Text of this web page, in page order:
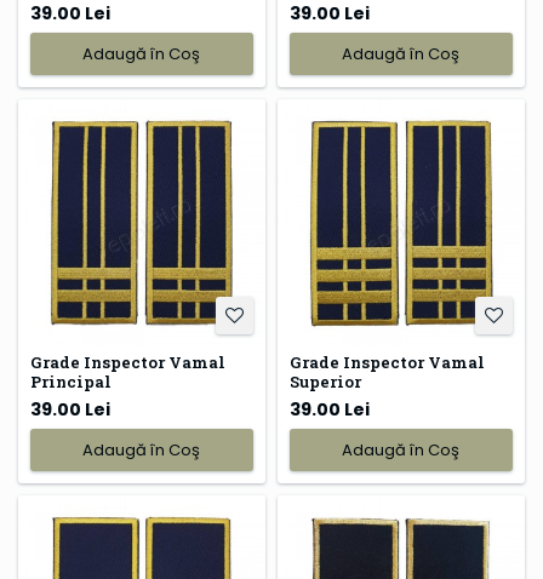
39.00 Lei
Adaugă în Coş
39.00 Lei
Adaugă în Coş
Grade Inspector Vamal
Principal
39.00 Lei
Adaugă în Coş
Grade Inspector Vamal
Superior
39.00 Lei
Adaugă în Coş